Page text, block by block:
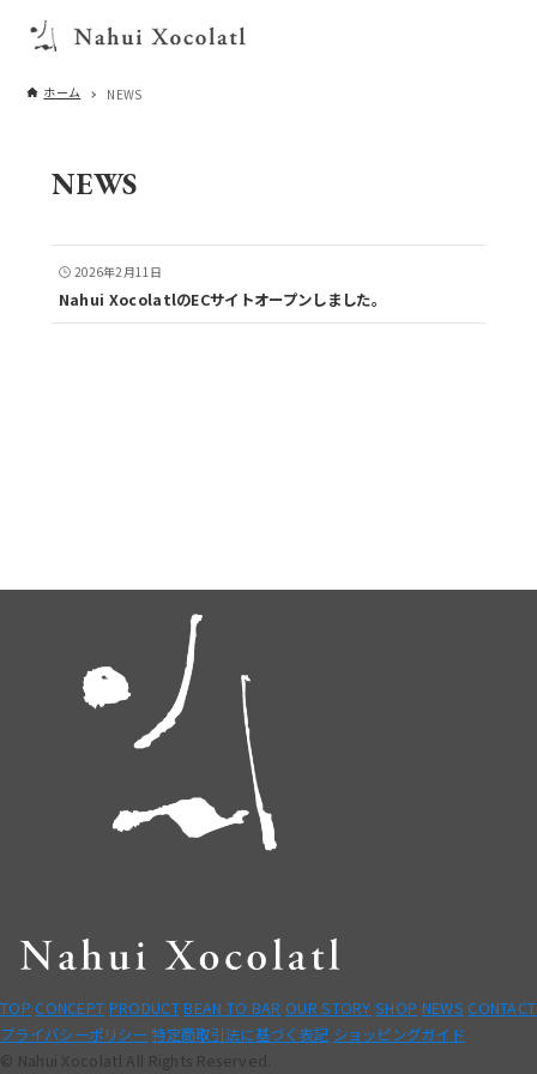
ホーム NEWS
NEWS
2026年2月11日
Nahui XocolatlのECサイトオープンしました。
TOP CONCEPT PRODUCTBEAN TO BAR OUR STORY SHOP NEWS CONTACT
プライバシーポリシー 特定商取引法に基づく表記 ショッピングガイド
© Nahui Xocolatl All Rights Reserved.